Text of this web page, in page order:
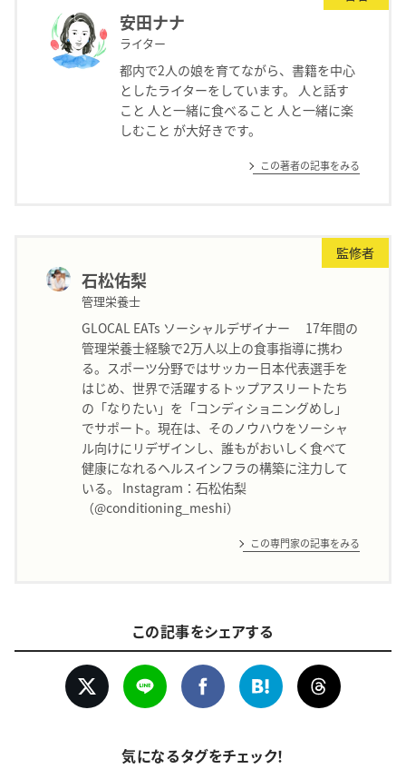
安田ナナ
ライター
都内で2人の娘を育てながら、書籍を中心
としたライターをしています。 人と話す
こと 人と一緒に食べること 人と一緒に楽
しむこと が大好きです。
この著者の記事をみる
監修者
石松佑梨
管理栄養士
GLOCAL EATs ソーシャルデザイナー 17年間の
管理栄養士経験で2万人以上の食事指導に携わ
る。スポーツ分野ではサッカー日本代表選手を
はじめ、世界で活躍するトップアスリートたち
の「なりたい」を「コンディショニングめし」
でサポート。現在は、そのノウハウをソーシャ
ル向けにリデザインし、誰もがおいしく食べて
健康になれるヘルスインフラの構築に注力して
いる。 Instagram：石松佑梨
（@conditioning_meshi）
この専門家の記事をみる
この記事をシェアする
気になるタグをチェック！